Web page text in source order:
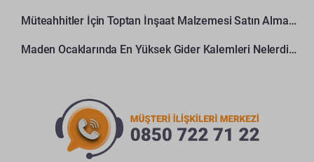
Müteahhitler İçin Toptan İnşaat Malzemesi Satın Alma Rehberi
Maden Ocaklarında En Yüksek Gider Kalemleri Nelerdir?